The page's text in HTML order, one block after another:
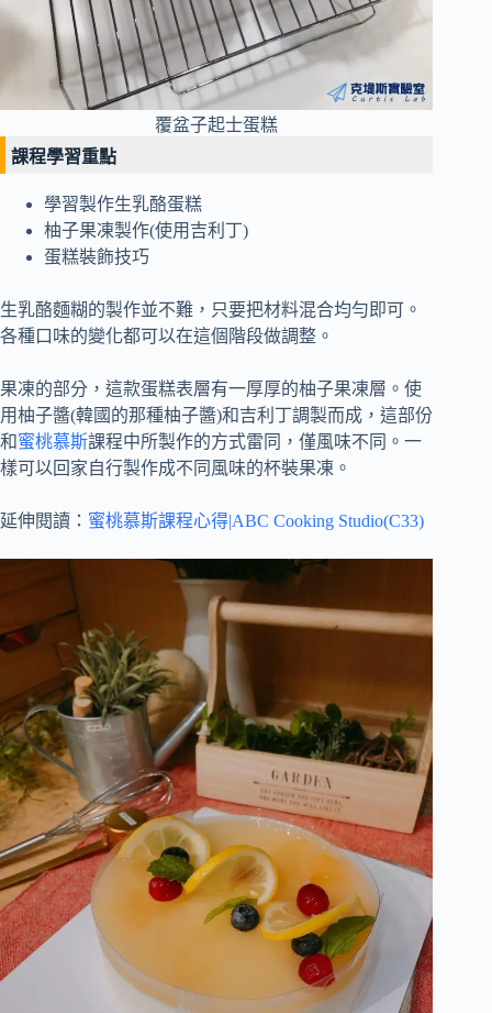
覆盆子起士蛋糕
課程學習重點
學習製作生乳酪蛋糕
柚子果凍製作(使用吉利丁)
蛋糕裝飾技巧
生乳酪麵糊的製作並不難，只要把材料混合均勻即可。
各種口味的變化都可以在這個階段做調整。
果凍的部分，這款蛋糕表層有一厚厚的柚子果凍層。使
用柚子醬(韓國的那種柚子醬)和吉利丁調製而成，這部份
和蜜桃慕斯課程中所製作的方式雷同，僅風味不同。一
樣可以回家自行製作成不同風味的杯裝果凍。
延伸閱讀： 蜜桃慕斯課程心得|ABC Cooking Studio(C33)